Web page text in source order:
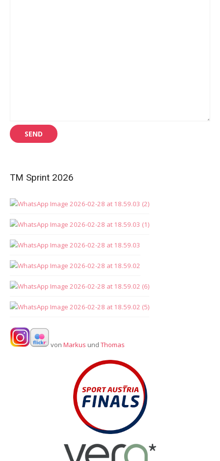
TM Sprint 2026
von Markus und Thomas